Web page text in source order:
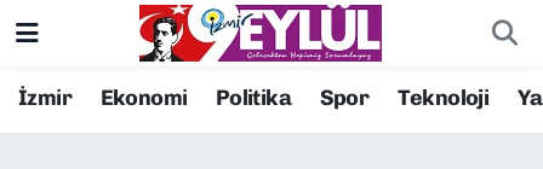
İzmir Ekonomi Politika Spor Teknoloji
Resmi İlanlar
Konak Nöbetçi Eczaneler